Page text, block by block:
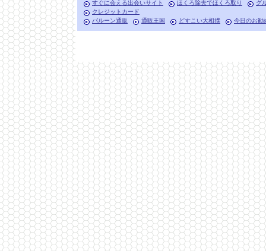
すぐに会える出会いサイト ほくろ除去でほくろ取り
グ
クレジットカード
バルーン通販
通販王国 どすこい大相撲 今日のお勧